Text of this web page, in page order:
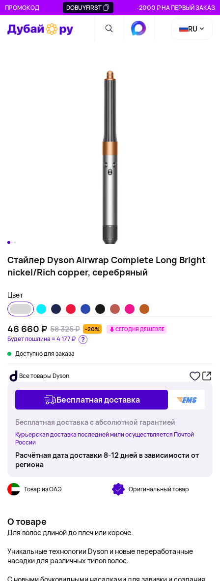
ПРОМОКОД DOBUYFIRST -2000 ₽ НА ПЕРВЫЙ ЗАКАЗ
RU
Стайлер Dyson Airwrap Complete Long Bright
nickel/Rich copper, серебряный
Цвет
Будет пошлина ≈4 177 ₽
46 660 ₽ 58 325 ₽ -20% СЕГОДНЯ ДЕШЕВЛЕ
Доступно для заказа
Все товары Dyson
Бесплатная доставка
Бесплатная доставка с абсолютной гарантией
Курьерская доставка последней мили осуществляется Почтой
России
Расчётная дата доставки 8-12 дней в зависимости от
региона
Товар из ОАЭ Оригинальный товар
О товаре
Для волос длиной до плеч или короче.
Уникальные технологии Dyson и новые переработанные
насадки для различных типов волос.